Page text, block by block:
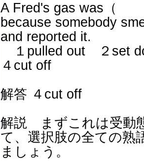
A Fred's gas was（
because somebody
and reported it.
１pulled out ２set
４cut off
解答 ４cut off
解説 まずこれは受動
て、選択肢の全ての熟
ましょう。